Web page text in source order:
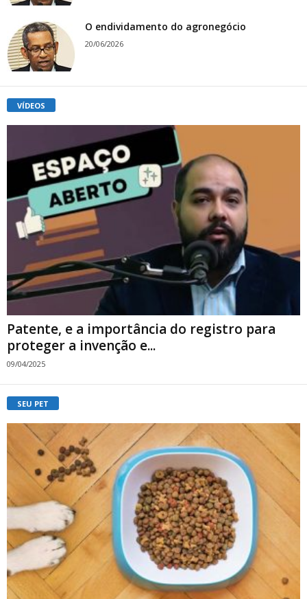
O endividamento do agronegócio
20/06/2026
VÍDEOS
Patente, e a importância do registro para
proteger a invenção e...
09/04/2025
SEU PET